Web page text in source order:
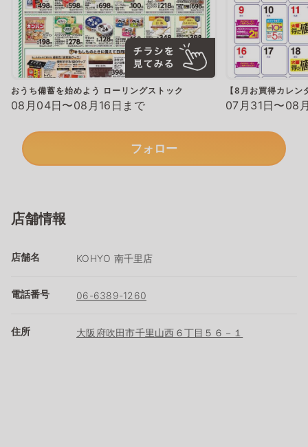
おうち備蓄を始めよう ローリングストック
08月04日〜08月16日まで
【8月お買得カレン
07月31日〜08
フォロー
店舗情報
店舗名 KOHYO 南千里店
電話番号 06-6389-1260
住所 大阪府吹田市千里山西６丁目５６－１